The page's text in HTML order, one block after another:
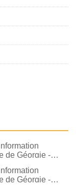
de Géorgie -
de Géorgie -